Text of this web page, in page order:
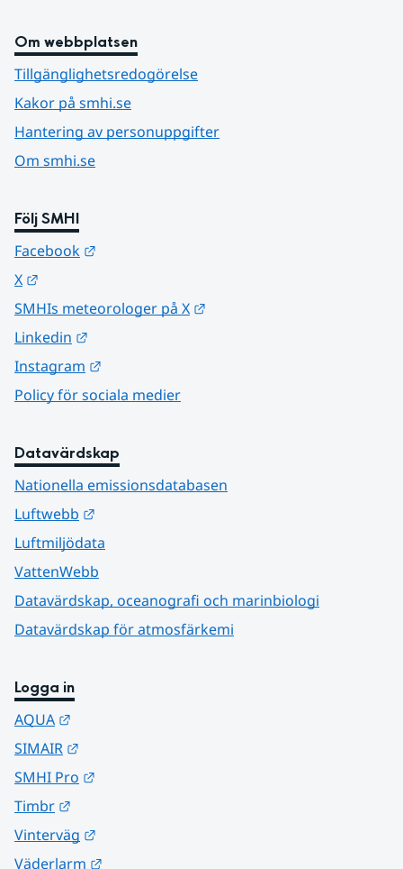
Om webbplatsen
Tillgänglighetsredogörelse
Kakor på smhi.se
Hantering av personuppgifter
Om smhi.se
Följ SMHI
Facebook
X
SMHIs meteorologer på X
Linkedin
Instagram
Policy för sociala medier
Datavärdskap
Nationella emissionsdatabasen
Luftwebb
Luftmiljödata
VattenWebb
Datavärdskap, oceanografi och marinbiologi
Datavärdskap för atmosfärkemi
Logga in
AQUA
SIMAIR
SMHI Pro
Timbr
Vinterväg
Väderlarm